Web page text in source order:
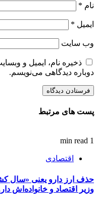
نام *
ایمیل *
وب‌ سایت
ذخیره نام، ایمیل و
دوباره دیدگاهی می‌نویسم.
پست های مرتبط
1 min read
اقتصادی
حذف ارز دارو یعنی «سال
وزیر اقتصاد و خانواده‌اش